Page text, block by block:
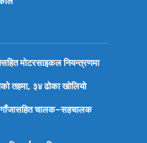
मोटरसाइकल नियन्त्रणमा
तहमा, ३४ ढोका खोलियो
चालक–सहचालक